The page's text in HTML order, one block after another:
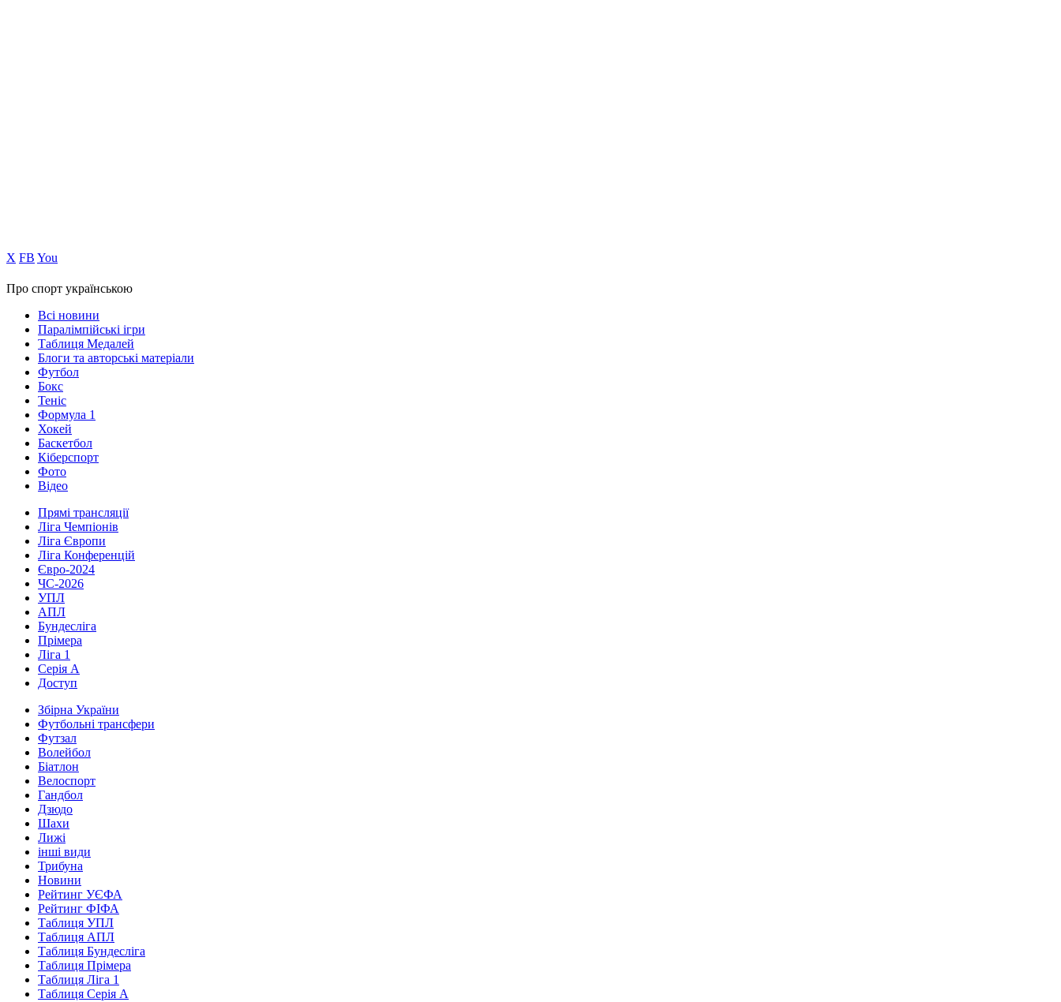
Х FB You
Про спорт українською
Всі новини
Паралімпійські ігри
Таблиця Медалей
Блоги та авторські матеріали
Футбол
Бокс
Теніс
Формула 1
Хокей
Баскетбол
Кіберспорт
Фото
Відео
Прямі трансляції
Ліга Чемпіонів
Ліга Європи
Ліга Конференцій
Євро-2024
ЧС-2026
УПЛ
АПЛ
Бундесліга
Прімера
Ліга 1
Серія А
Доступ
Збірна України
Футбольні трансфери
Футзал
Волейбол
Біатлон
Велоспорт
Гандбол
Дзюдо
Шахи
Лижі
інші види
Трибуна
Новини
Рейтинг УЄФА
Рейтинг ФІФА
Таблиця УПЛ
Таблиця АПЛ
Таблиця Бундесліга
Таблиця Прімера
Таблиця Ліга 1
Таблиця Серія А